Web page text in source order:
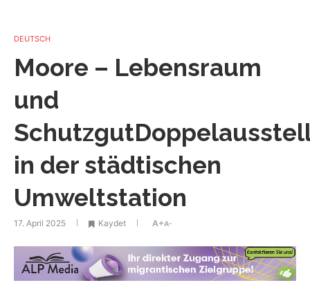
DEUTSCH
Moore – Lebensraum
und
in der städtischen
Umweltstation
17. April 2025 Kaydet A+A-